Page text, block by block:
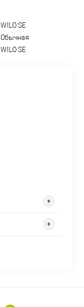
WILO SE
Обычная
WILO SE